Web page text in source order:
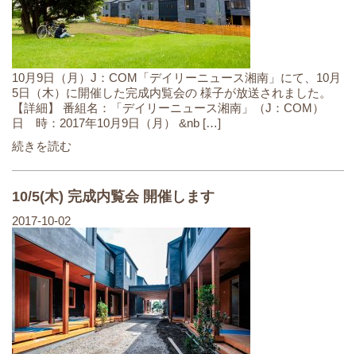
10月9日（月）J：COM「デイリーニュース湘南」にて、10月
5日（木）に開催した完成内覧会の 様子が放送されました。
【詳細】 番組名：「デイリーニュース湘南」（J：COM）
日 時：2017年10月9日（月） &nb […]
続きを読む
10/5(木) 完成内覧会 開催します
2017-10-02